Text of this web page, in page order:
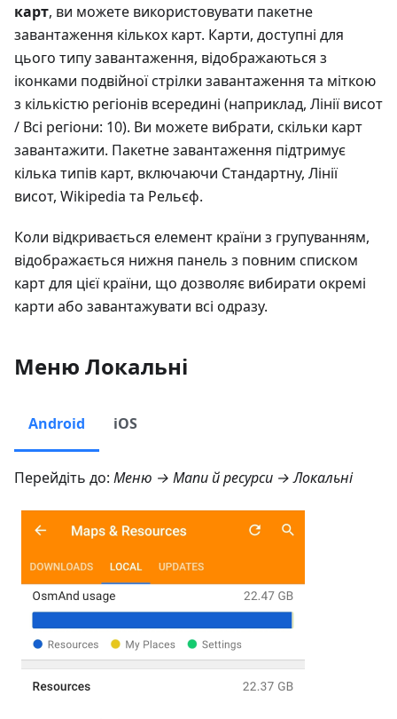
карт, ви можете використовувати пакетне
завантаження кількох карт. Карти, доступні для
цього типу завантаження, відображаються з
іконками подвійної стрілки завантаження та міткою
з кількістю регіонів всередині (наприклад, Лінії висот
/ Всі регіони: 10). Ви можете вибрати, скільки карт
завантажити. Пакетне завантаження підтримує
кілька типів карт, включаючи Стандартну, Лінії
висот, Wikipedia та Рельєф.
Коли відкривається елемент країни з групуванням,
відображається нижня панель з повним списком
карт для цієї країни, що дозволяє вибирати окремі
карти або завантажувати всі одразу.
Меню Локальні
Android iOS
Перейдіть до: Меню → Мапи й ресурси → Локальні